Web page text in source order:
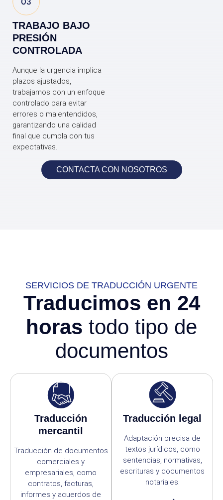
TRABAJO BAJO
PRESIÓN
CONTROLADA
Aunque la urgencia implica
plazos ajustados,
trabajamos con un enfoque
controlado para evitar
errores o malentendidos,
garantizando una calidad
final que cumpla con tus
expectativas.
CONTACTA CON NOSOTROS
SERVICIOS DE TRADUCCIÓN URGENTE
Traducimos en 24
horas todo tipo de
documentos
Traducción
mercantil
Traducción de documentos
comerciales y
empresariales, como
contratos, facturas,
informes y acuerdos de
Traducción legal
Adaptación precisa de
textos jurídicos, como
sentencias, normativas,
escrituras y documentos
notariales.